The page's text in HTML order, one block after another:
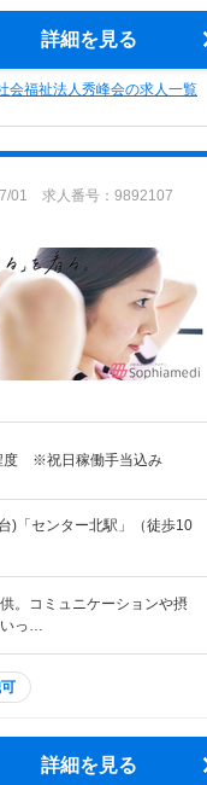
詳細を見る
会福祉法人秀峰会の求人一覧
01 求人番号：9892107
度 ※祝日稼働手当込み
)「センター北駅」（徒歩10
。コミュニケーションや摂
いっ…
詳細を見る